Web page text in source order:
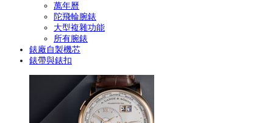
萬年曆
陀飛輪腕錶
大型複雜功能
所有腕錶
錶廠自製機芯
錶帶與錶扣